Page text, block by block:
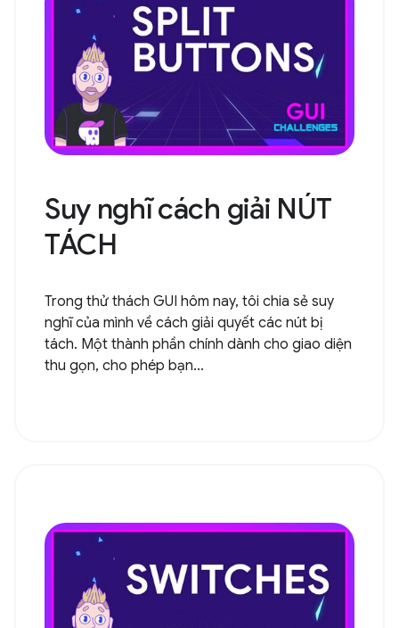
Suy nghĩ cách giải NÚT
TÁCH
Trong thử thách GUI hôm nay, tôi chia sẻ suy
nghĩ của mình về cách giải quyết các nút bị
tách. Một thành phần chính dành cho giao diện
thu gọn, cho phép bạn...